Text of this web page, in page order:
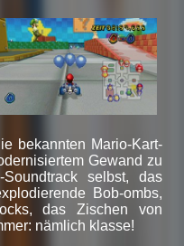
bekannten Mario-Kart-
Gewand zu
selbst, das
Bob-ombs,
das Zischen von
nämlich klasse!